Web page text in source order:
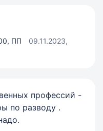
ПП
09.11.2023,
профессий -
по разводу .